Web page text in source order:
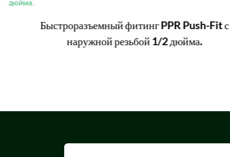
Быстроразъемный фитинг PPR Push-Fit с
наружной резьбой 1/2 дюйма.